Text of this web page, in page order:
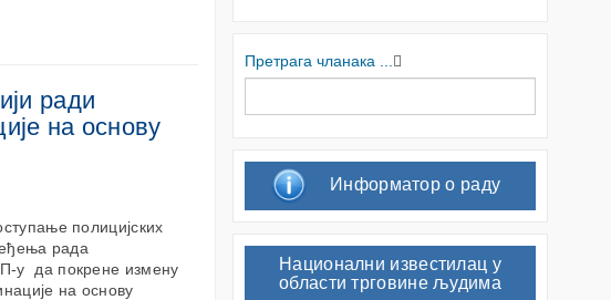
ради
на основу
полицијских
рада
у да покрене измену
на основу
Претрага чланака ...
Информатор о раду
Национални известилац у
области трговине људима